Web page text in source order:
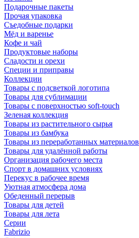
Подарочные пакеты
Прочая упаковка
Съедобные подарки
Мёд и варенье
Кофе и чай
Продуктовые наборы
Сладости и орехи
Специи и приправы
Коллекции
Товары с подсветкой логотипа
Товары для сублимации
Товары с поверхностью soft-touch
Зеленая коллекция
Товары из растительного сырья
Товары из бамбука
Товары из переработанных материалов
Товары для удалённой работы
Организация рабочего места
Спорт в домашних условиях
Перекус в рабочее время
Уютная атмосфера дома
Обеденный перерыв
Товары для детей
Товары для лета
Серии
Fabrizio